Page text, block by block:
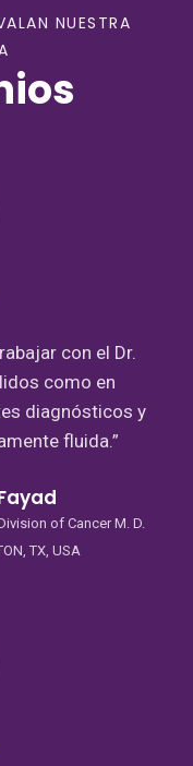
NUESTRA
con el Dr.
como en
diagnósticos y
fluida.”
of Cancer M. D.
TX, USA